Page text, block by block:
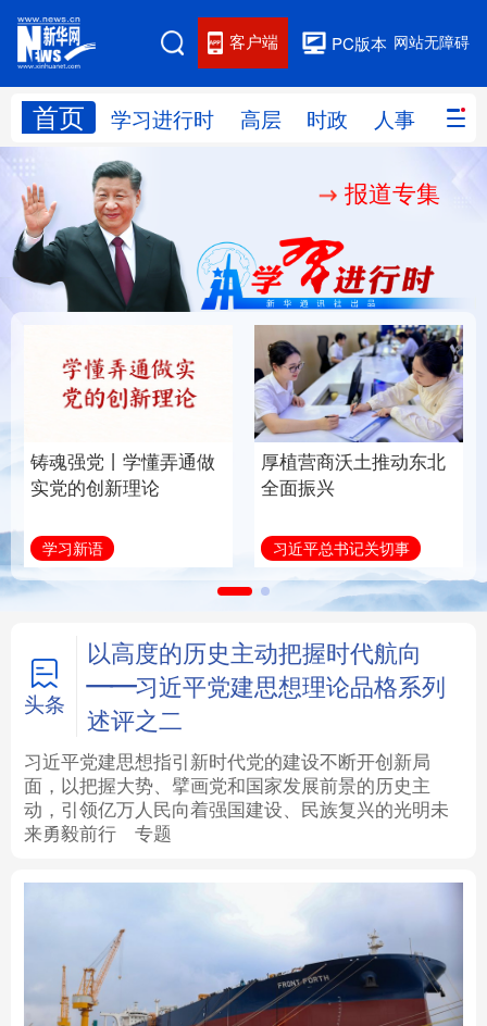
网站无障碍
PC版本
客户端
首页 学习进行时 高层 时政 人事 国际
网站地图
学习进行时 人事
国际 财经 网评
思客智库 全球连线 教育
科技 科创 量子 体育
健康 军事
访谈 视频 图片 政务
信息化 数字经济
学术中国 乡村振兴 银龄 溯源中国
城市 旅游 能源 会展
彩票 娱乐 时尚 悦读
公益 一带一路 亚太网 上市公司
地方频道
北京 天津 河北 山西
报道专集
铸魂强党丨学懂弄通做
实党的创新理论
学习新语
厚植营商沃土推动东北
全面振兴
习近平总书记关切事
头条
以高度的历史主动把握时代航向
——习近平党建思想理论品格系列
述评之二
习近平党建思想指引新时代党的建设不断开创新局
面，以把握大势、擘画党和国家发展前景的历史主
动，引领亿万人民向着强国建设、民族复兴的光明未
来勇毅前行
专题